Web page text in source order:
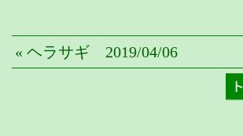
« ヘラサギ 2019/04/06